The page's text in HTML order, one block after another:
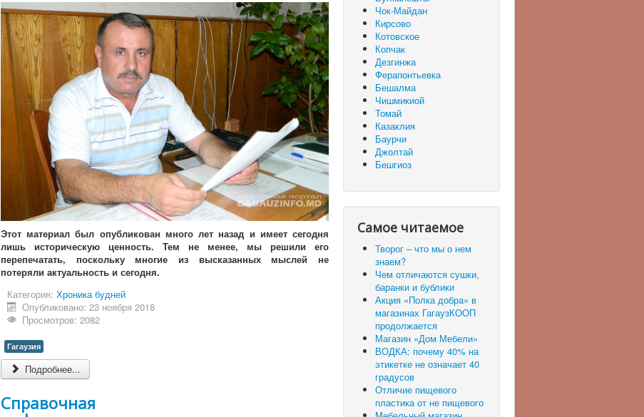
Этот материал был опубликован много лет назад и имеет сегодня
лишь историческую ценность. Тем не менее, мы решили его
перепечатать, поскольку многие из высказанных мыслей не
потеряли актуальность и сегодня.
Категория: Хроника будней
Опубликовано: 23 ноября 2018
Просмотров: 2082
Гагаузия
Подробнее...
Справочная
Чок-Майдан
Кирсово
Котовское
Копчак
Дезгинжа
Ферапонтьевка
Бешалма
Чишмикиой
Томай
Казаклия
Баурчи
Джолтай
Бешгиоз
Самое читаемое
Творог – что мы о нем
знаем?
Чем отличаются сушки,
баранки и бублики
Акция «Полка добра» в
магазинах ГагаузКООП
продолжается
Магазин «Дом Мебели»
ВОДКА: почему 40% на
этикетке не означает 40
градусов
Отличие пищевого
пластика от не пищевого